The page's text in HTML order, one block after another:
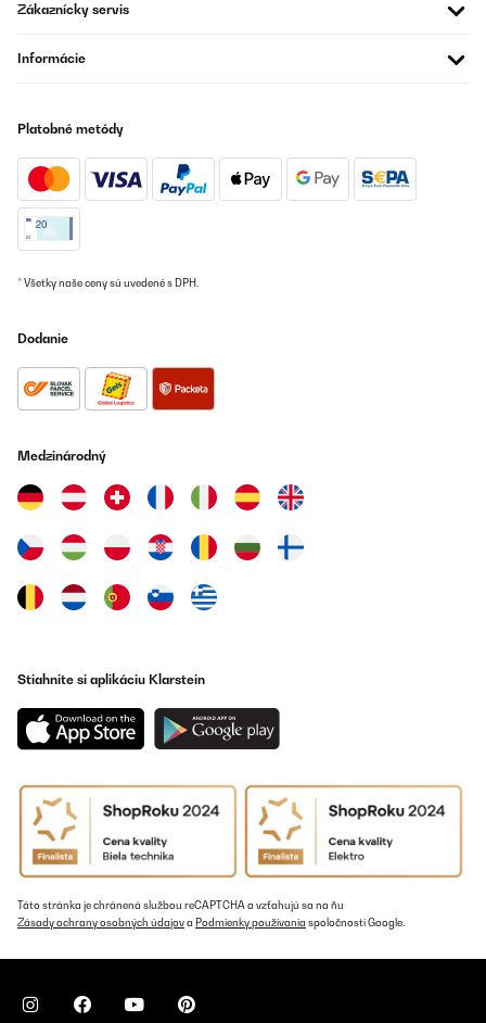
Zákaznícky servis
Informácie
Platobné metódy
* Všetky naše ceny sú uvedené s DPH.
Dodanie
Medzinárodný
Stiahnite si aplikáciu Klarstein
Táto stránka je chránená službou reCAPTCHA a vzťahujú sa na ňu
Zásady ochrany osobných údajova Podmienky používania spoločnosti Google.